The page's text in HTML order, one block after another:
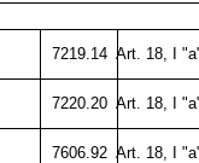
7219.14 Art. 18, I
7220.20 Art. 18, I
7606.92 Art. 18, I